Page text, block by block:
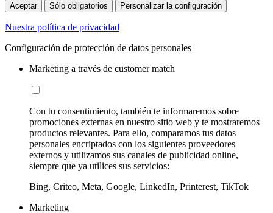
Aceptar Sólo obligatorios Personalizar la configuración
Nuestra política de privacidad
Configuración de protección de datos personales
Marketing a través de customer match
Con tu consentimiento, también te informaremos sobre
promociones externas en nuestro sitio web y te mostraremos
productos relevantes. Para ello, comparamos tus datos
personales encriptados con los siguientes proveedores
externos y utilizamos sus canales de publicidad online,
siempre que ya utilices sus servicios:
Bing, Criteo, Meta, Google, LinkedIn, Printerest, TikTok
Marketing